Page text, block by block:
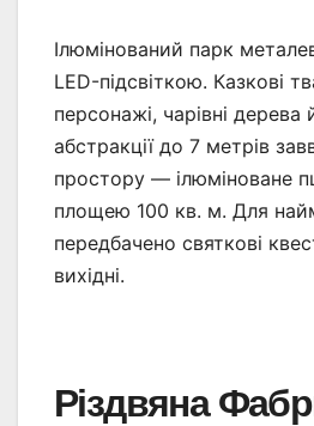
Ілюмінований парк
LED-підсвіткою. Казкові
персонажі, чарівні дерева
абстракції до 7 метрів
простору — ілюміноване
площею 100 кв. м. Для
передбачено святкові
вихідні.
Різдвяна